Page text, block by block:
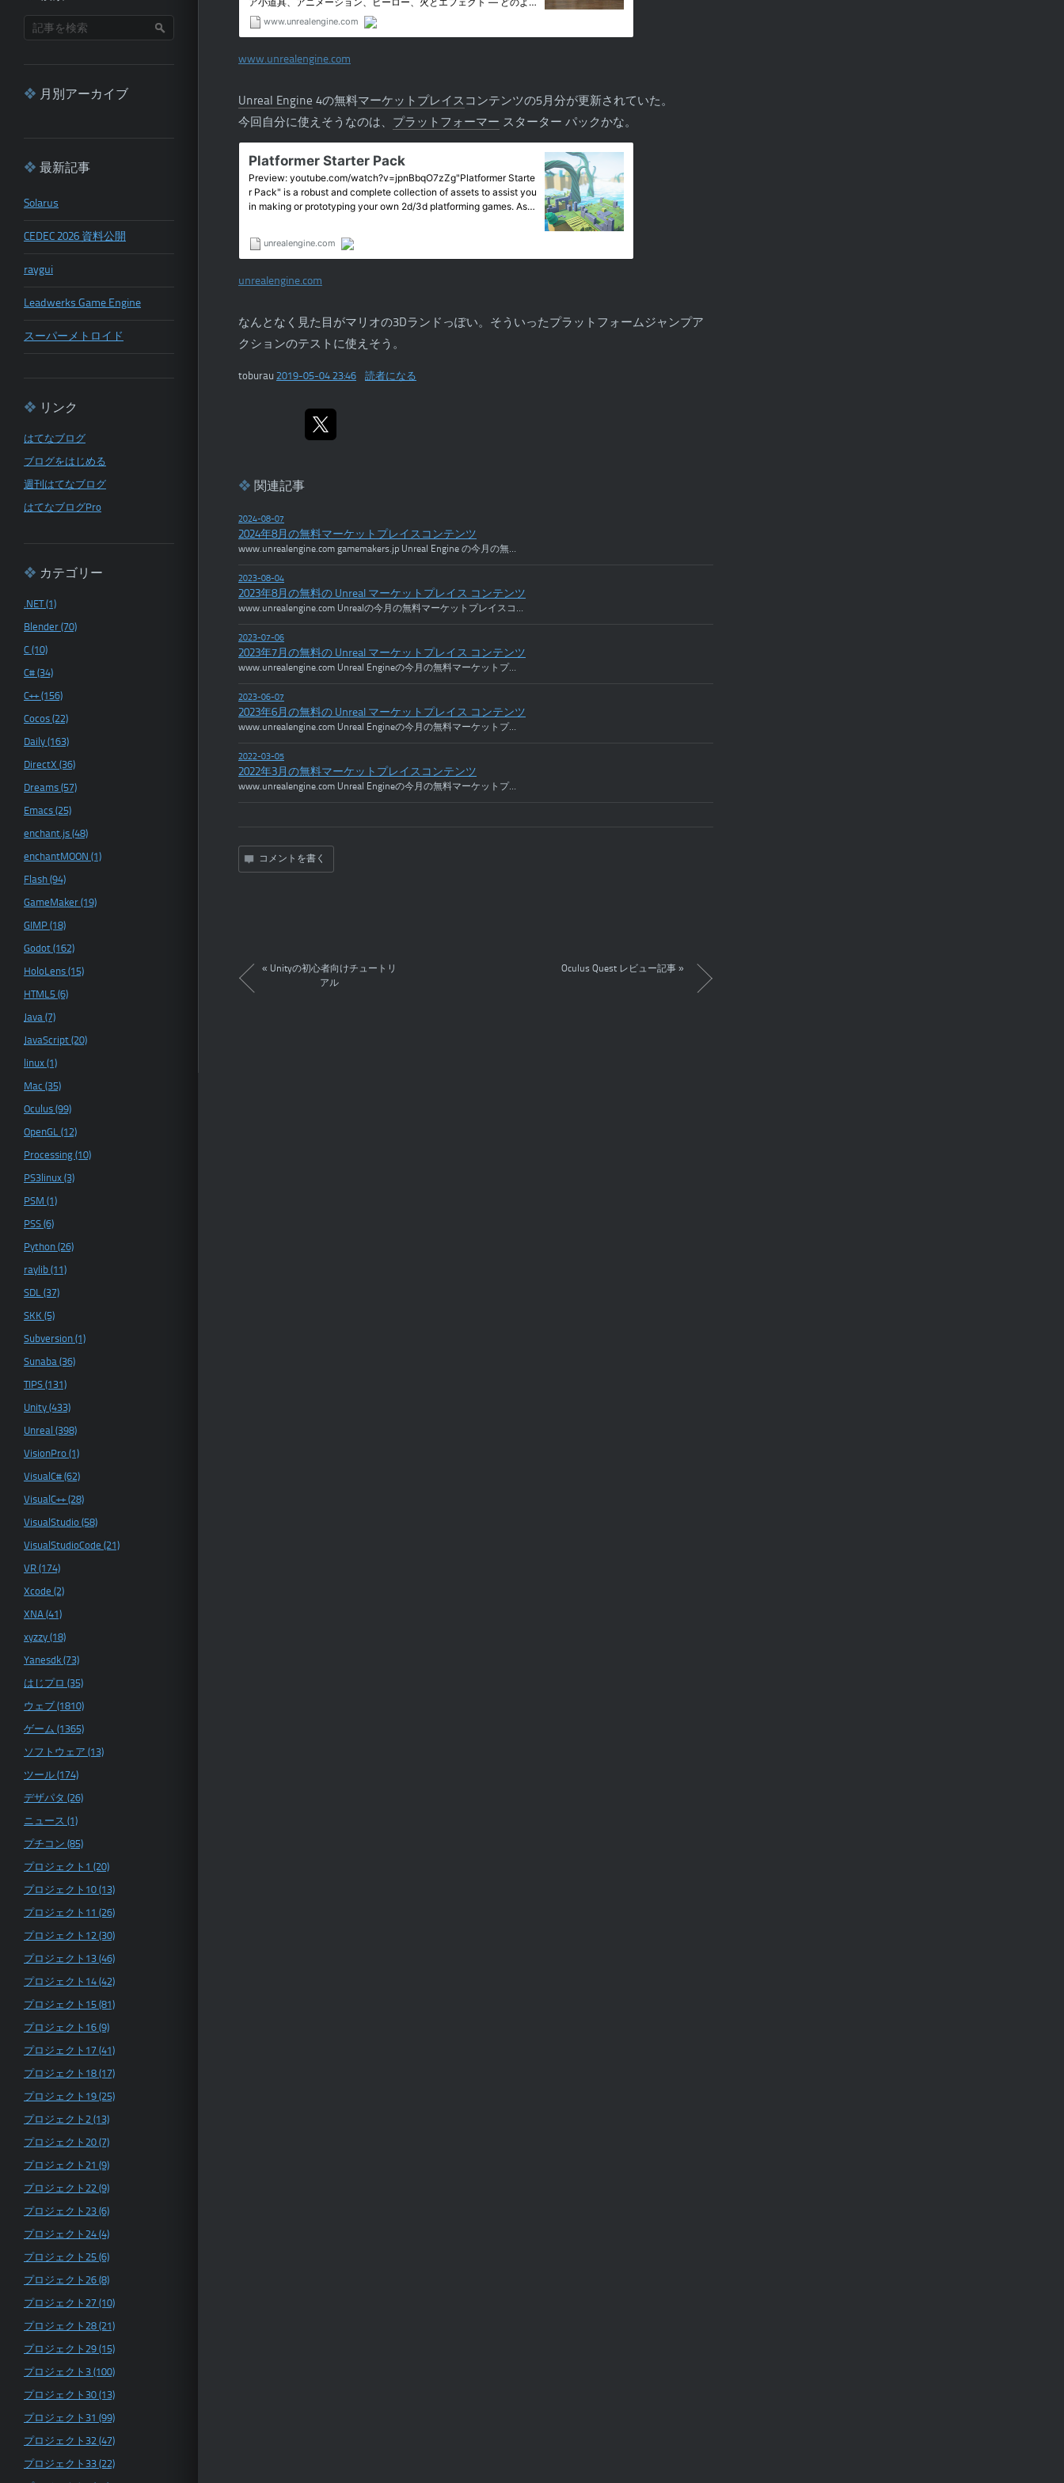
www.unrealengine.com
Unreal Engine 4の無料マーケットプレイス コンテンツの5月分が更新されていた。
今回自分に使えそうなのは、 プラットフォーマー スターター パックかな。
unrealengine.com
なんとなく見た目がマリオの3Dランドっぽい。そういったプラットフォームジャンプア
クションのテストに使えそう。
toburau 2019-05-04 23:46 読者になる
関連記事
2024-08-07
2024年8月の無料マーケットプレイスコンテンツ
www.unrealengine.com gamemakers.jp Unreal Engine の今月の無…
2023-08-04
2023年8月の無料の Unreal マーケットプレイス コンテンツ
www.unrealengine.com Unrealの今月の無料マーケットプレイスコ…
2023-07-06
2023年7月の無料の Unreal マーケットプレイス コンテンツ
www.unrealengine.com Unreal Engineの今月の無料マーケットプ…
2023-06-07
2023年6月の無料の Unreal マーケットプレイス コンテンツ
www.unrealengine.com Unreal Engineの今月の無料マーケットプ…
2022-03-05
2022年3月の無料マーケットプレイスコンテンツ
www.unrealengine.com Unreal Engineの今月の無料マーケットプ…
コメントを書く
« Unityの初心者向けチュートリ
アル
Oculus Quest レビュー記事 »
月別アーカイブ
最新記事
Solarus
CEDEC 2026 資料公開
raygui
Leadwerks Game Engine
スーパーメトロイド
リンク
はてなブログ
ブログをはじめる
週刊はてなブログ
はてなブログPro
カテゴリー
.NET (1)
Blender (70)
C (10)
C# (34)
C++ (156)
Cocos (22)
Daily (163)
DirectX (36)
Dreams (57)
Emacs (25)
enchant.js (48)
enchantMOON (1)
Flash (94)
GameMaker (19)
GIMP (18)
Godot (162)
HoloLens (15)
HTML5 (6)
Java (7)
JavaScript (20)
linux (1)
Mac (35)
Oculus (99)
OpenGL (12)
Processing (10)
PS3linux (3)
PSM (1)
PSS (6)
Python (26)
raylib (11)
SDL (37)
SKK (5)
Subversion (1)
Sunaba (36)
TIPS (131)
Unity (433)
Unreal (398)
VisionPro (1)
VisualC# (62)
VisualC++ (28)
VisualStudio (58)
VisualStudioCode (21)
VR (174)
Xcode (2)
XNA (41)
xyzzy (18)
Yanesdk (73)
はじプロ (35)
ウェブ (1810)
ゲーム (1365)
ソフトウェア (13)
ツール (174)
デザパタ (26)
ニュース (1)
プチコン (85)
プロジェクト1 (20)
プロジェクト10 (13)
プロジェクト11 (26)
プロジェクト12 (30)
プロジェクト13 (46)
プロジェクト14 (42)
プロジェクト15 (81)
プロジェクト16 (9)
プロジェクト17 (41)
プロジェクト18 (17)
プロジェクト19 (25)
プロジェクト2 (13)
プロジェクト20 (7)
プロジェクト21 (9)
プロジェクト22 (9)
プロジェクト23 (6)
プロジェクト24 (4)
プロジェクト25 (6)
プロジェクト26 (8)
プロジェクト27 (10)
プロジェクト28 (21)
プロジェクト29 (15)
プロジェクト3 (100)
プロジェクト30 (13)
プロジェクト31 (99)
プロジェクト32 (47)
プロジェクト33 (22)